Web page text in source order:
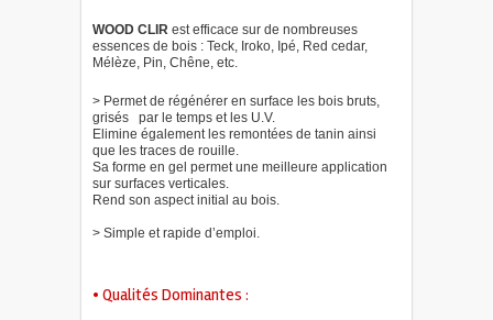
WOOD CLIR est efficace sur de nombreuses
essences de bois : Teck, Iroko, Ipé, Red cedar,
Mélèze, Pin, Chêne, etc.
> Permet de régénérer en surface les bois bruts,
grisés par le temps et les U.V.
Elimine également les remontées de tanin ainsi
que les traces de rouille.
Sa forme en gel permet une meilleure application
sur surfaces verticales.
Rend son aspect initial au bois.
> Simple et rapide d’emploi.
• Qualités Dominantes :